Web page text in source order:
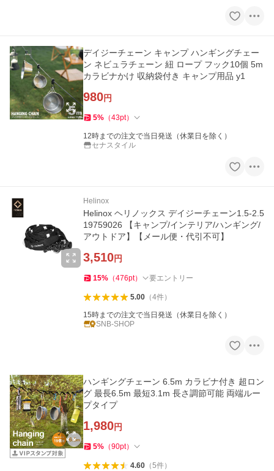
デイジーチェーン キャンプ ハンギングチェー
ン ネビュラチェーン 紐 ロープ フック10個 5m
カラビナかけ 収納袋付き キャンプ用品 y1
980円
5% （43pt）
12時までの注文で当日発送（休業日を除く）
セナスタイル
Helinox
Helinox ヘリノックス デイジーチェーン1.5-2.5
19759026 【キャンプ/インテリア/ハンギング/
アウトドア】【メール便・代引不可】
3,510円
15% （476pt） 要エントリー
5.00（4件）
15時までの注文で当日発送（休業日を除く）
SNB-SHOP
ハンギングチェーン 6.5m カラビナ付き 超ロン
グ 最長6.5m 最短3.1m 長さ調節可能 両端ルー
プタイプ
1,980円
5% （90pt）
4.60（5件）